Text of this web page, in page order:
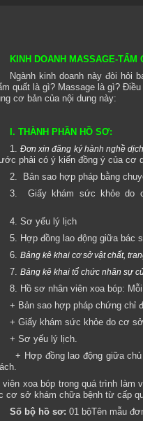
KINH DOANH MASSAGE-TẨM
Ngành kinh doanh này đòi hỏi
quất là gì? Massage là gì?
cơ bản của nội dung này:
I. THÀNH PHẦN HỒ SƠ:
1.Đơn xin đăng ký hành nghề
phải có ý kiến đồng ý của cơ
2.
Bản sao hợp pháp bằng
3.
Giấy khám sức khỏe do
4. Sơ yếu lý lịch
5. Hợp đồng lao động giữa bác
6. Bảng kê khai cơ sở vật chất,
7. Bảng kê khai tổ chức nhân sự
8. Hồ sơ nhân viên xoa bóp:
+ Bản sao hợp pháp chứng chỉ
+ Giấy khám sức khỏe do cơ
+ Sơ yếu lý lịch.
+ Hợp đồng lao động giữa
viên xoa bóp trong quá trình
cơ sở khám chữa bệnh từ cấp
Số bộ hồ sơ: 01 bộTên mẫu